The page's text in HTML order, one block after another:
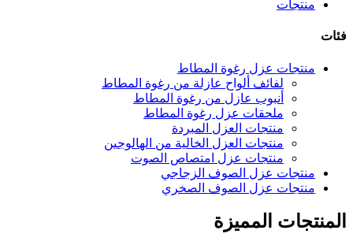
منتجات
فئات
منتجات عزل رغوة المطاط
لفائف ألواح عازلة من رغوة المطاط
أنبوب عازل من رغوة المطاط
ملحقات عزل رغوة المطاط
منتجات العزل المبردة
منتجات العزل الخالية من الهالوجين
منتجات عزل امتصاص الصوت
منتجات عزل الصوف الزجاجي
منتجات عزل الصوف الصخري
المنتجات المميزة